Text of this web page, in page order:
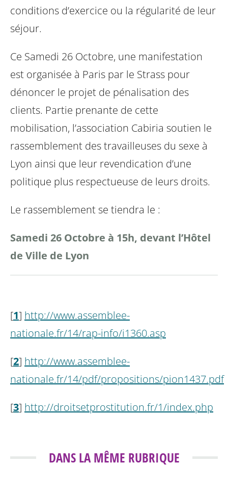
conditions d’exercice ou la régularité de leur
séjour.
Ce Samedi 26 Octobre, une manifestation
est organisée à Paris par le Strass pour
dénoncer le projet de pénalisation des
clients. Partie prenante de cette
mobilisation, l’association Cabiria soutien le
rassemblement des travailleuses du sexe à
Lyon ainsi que leur revendication d’une
politique plus respectueuse de leurs droits.
Le rassemblement se tiendra le :
Samedi 26 Octobre à 15h, devant l’Hôtel
de Ville de Lyon
[1] http://www.assemblee-
nationale.fr/14/rap-info/i1360.asp
[2] http://www.assemblee-
nationale.fr/14/pdf/propositions/pion1437.pdf
[3] http://droitsetprostitution.fr/1/index.php
DANS LA MÊME RUBRIQUE